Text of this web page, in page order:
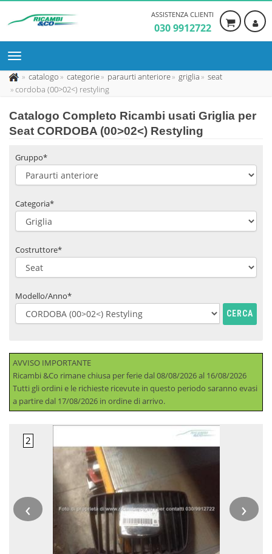
ASSISTENZA CLIENTI
030 9912722
catalogo categorie paraurti anteriore griglia
seat
cordoba (00>02<) restyling
Catalogo Completo Ricambi usati Griglia per
Seat CORDOBA (00>02<) Restyling
Gruppo*
Categoria*
Costruttore*
Modello/Anno*
CERCA
AVVISO IMPORTANTE
Ricambi &Co rimane chiusa per ferie dal 08/08/2026 al 16/08/2026
Tutti gli ordini e le richieste ricevute in questo periodo saranno evasi
a partire dal 17/08/2026 in ordine di arrivo.
‹ ›